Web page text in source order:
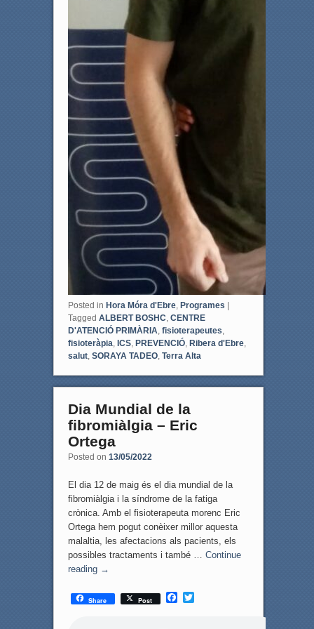
Posted in Hora Móra d'Ebre, Programes
Tagged ALBERT BOSHC, CENTRE
D'ATENCIÓ PRIMÀRIA, fisioterapeutes,
fisioteràpia, ICS, PREVENCIÓ, Ribera d'Ebre,
salut, SORAYA TADEO, Terra Alta
Dia Mundial de la
fibromiàlgia – Eric
Ortega
Posted on 13/05/2022
El dia 12 de maig és el dia mundial de la
fibromiàlgia i la síndrome de la fatiga
crònica. Amb el fisioterapeuta morenc Eric
Ortega hem pogut conèixer millor aquesta
malaltia, les afectacions als pacients, els
possibles tractaments i també … Continue
reading →
Share Post
F
T